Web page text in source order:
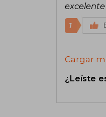
excelente
1
Cargar
¿Leíste